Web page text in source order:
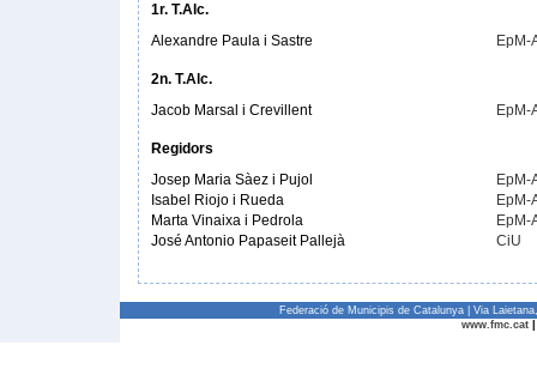
1r. T.Alc.
Alexandre Paula i Sastre
EpM-
2n. T.Alc.
Jacob Marsal i Crevillent
EpM-
Regidors
Josep Maria Sàez i Pujol
EpM-
Isabel Riojo i Rueda
EpM-
Marta Vinaixa i Pedrola
EpM-
José Antonio Papaseit Pallejà
CiU
Federació de Municipis de Catalunya | Via
www.fmc.cat